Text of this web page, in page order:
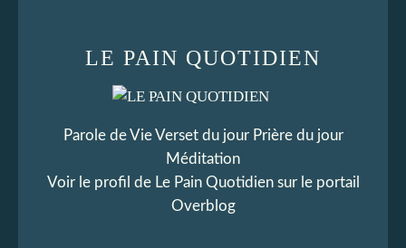
LE PAIN QUOTIDIEN
Parole de Vie Verset du jour Prière du jour
Méditation
Voir le profil de Le Pain Quotidiensur le portail
Overblog